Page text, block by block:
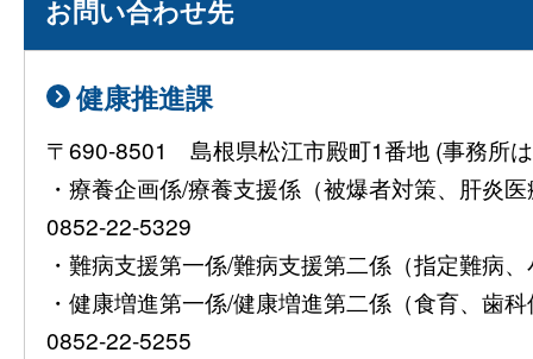
お問い合わせ先
健康推進課
〒690-8501 島根県松江市殿町1番地 (事務所
・療養企画係/療養支援係（被爆者対策、肝炎
0852-22-5329
・難病支援第一係/難病支援第二係（指定難病
・健康増進第一係/健康増進第二係（食育、歯
0852-22-5255